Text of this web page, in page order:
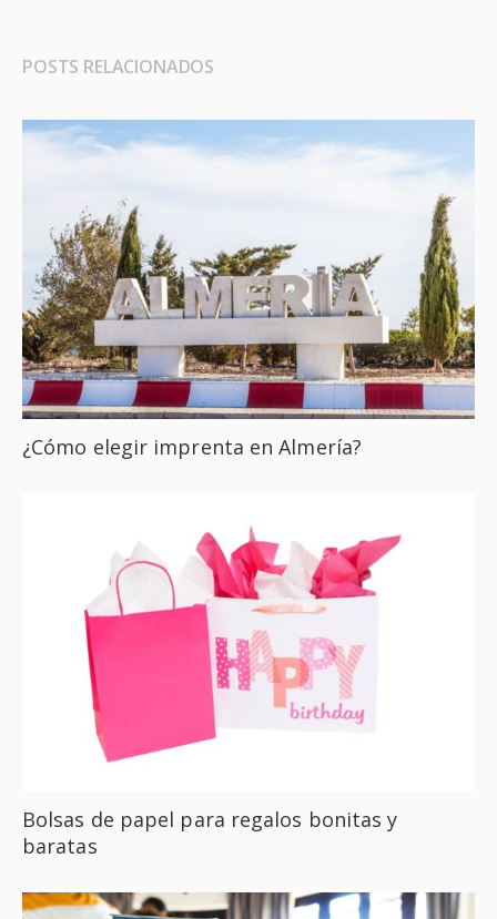
POSTS RELACIONADOS
¿Cómo elegir imprenta en Almería?
Bolsas de papel para regalos bonitas y
baratas